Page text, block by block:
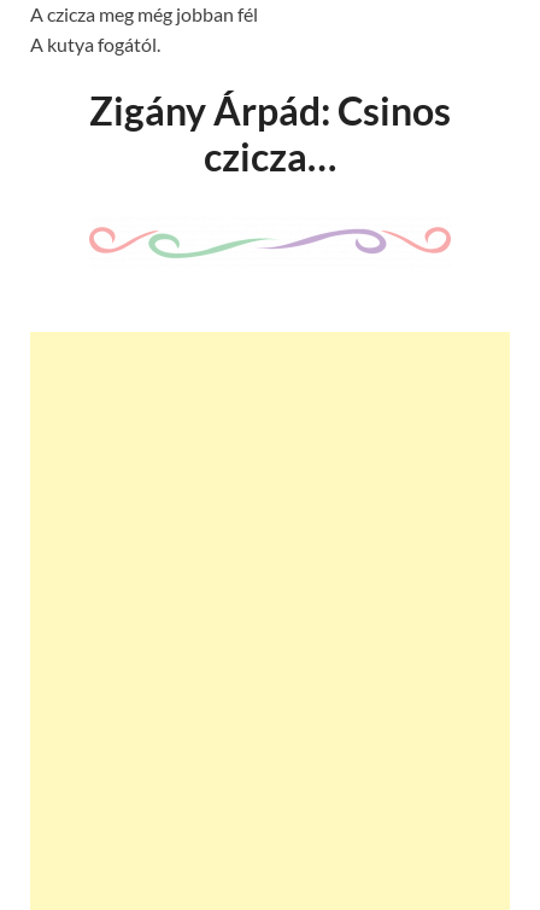
A czicza meg még jobban fél
A kutya fogától.
Zigány Árpád: Csinos
czicza…